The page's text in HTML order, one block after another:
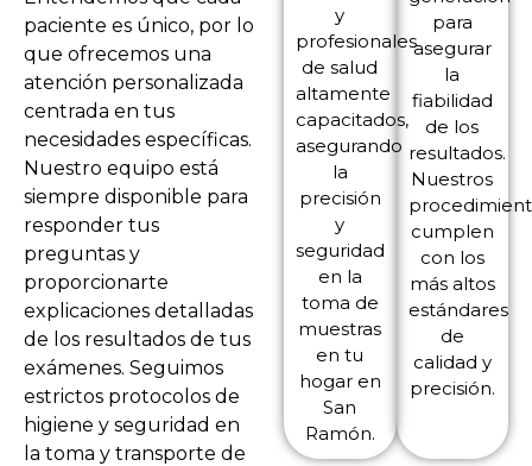
paciente es único, por lo
que ofrecemos una
atención personalizada
centrada en tus
necesidades específicas.
Nuestro equipo está
siempre disponible para
responder tus
preguntas y
proporcionarte
explicaciones detalladas
de los resultados de tus
exámenes. Seguimos
estrictos protocolos de
higiene y seguridad en
la toma y transporte de
y
profesionales
de salud
altamente
capacitados,
asegurando
la
precisión
y
seguridad
en la
toma de
muestras
en tu
hogar en
San
Ramón.
para
asegurar
la
fiabilidad
de los
resultados.
Nuestros
cumplen
con los
más altos
estándares
de
calidad y
precisión.